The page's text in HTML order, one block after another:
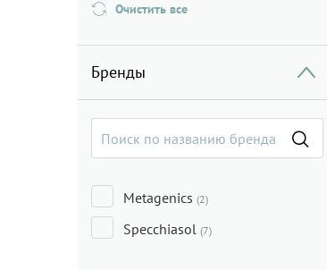
Очистить все
Бренды
Metagenics (2)
Specchiasol (7)